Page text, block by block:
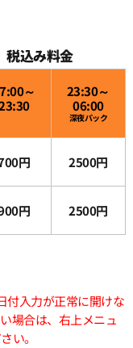
税込み料金
～
23:30～
06:00
深夜パック
円 2500円
円 2500円
付入力が正常に開けな
場合は、右上メニュ
い。